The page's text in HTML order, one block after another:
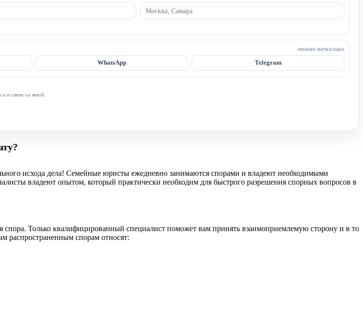
можно несколько
WhatsApp Telegram
и связи со мной.
исхода дела! Семейные юристы ежедневно занимаются спорами и владеют необходимыми
владеют опытом, который практически необходим для быстрого разрешения спорных вопросов в
Только квалифицированный специалист поможет вам принять взаимоприемлемую сторону и в то
распространенным спорам относят: